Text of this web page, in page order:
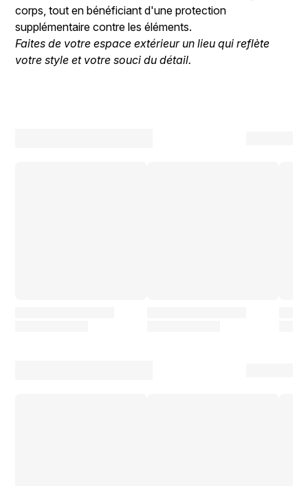
corps, tout en bénéficiant d'une protection
supplémentaire contre les éléments.
Faites de votre espace extérieur un lieu qui reflète
votre style et votre souci du détail.